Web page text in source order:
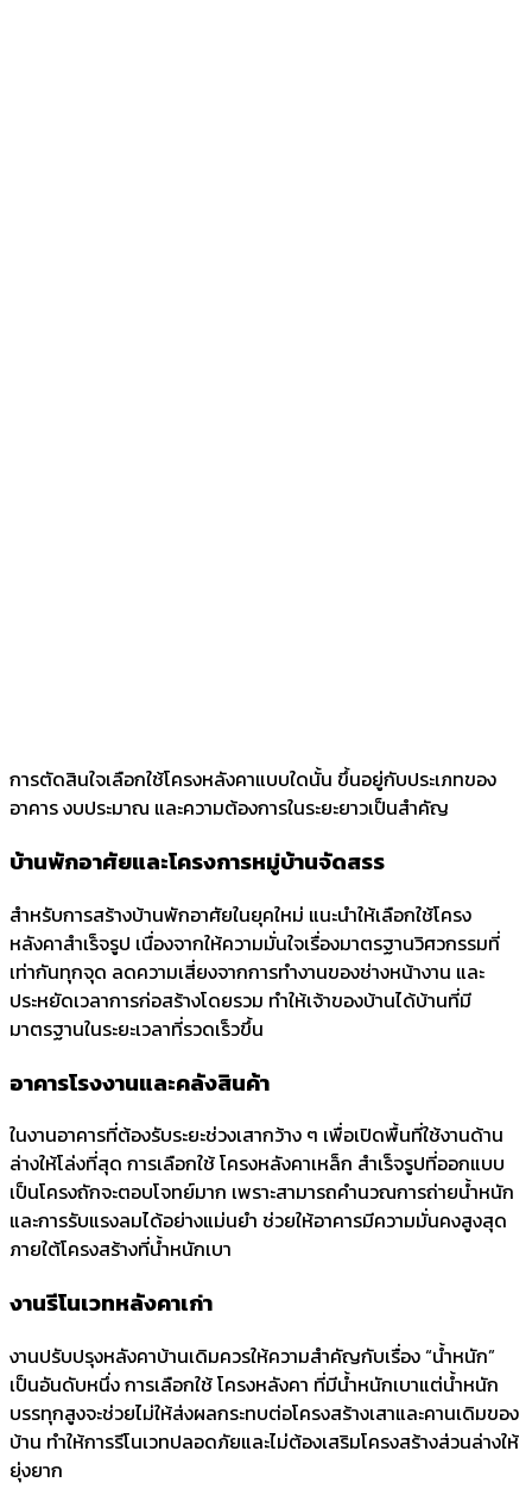
การตัดสินใจเลือกใช้โครงหลังคาแบบใดนั้น ขึ้นอยู่กับประเภทของ
อาคาร งบประมาณ และความต้องการในระยะยาวเป็นสำคัญ
บ้านพักอาศัยและโครงการหมู่บ้านจัดสรร
สำหรับการสร้างบ้านพักอาศัยในยุคใหม่ แนะนำให้เลือกใช้โครง
หลังคาสำเร็จรูป เนื่องจากให้ความมั่นใจเรื่องมาตรฐานวิศวกรรมที่
เท่ากันทุกจุด ลดความเสี่ยงจากการทำงานของช่างหน้างาน และ
ประหยัดเวลาการก่อสร้างโดยรวม ทำให้เจ้าของบ้านได้บ้านที่มี
มาตรฐานในระยะเวลาที่รวดเร็วขึ้น
อาคารโรงงานและคลังสินค้า
ในงานอาคารที่ต้องรับระยะช่วงเสากว้าง ๆ เพื่อเปิดพื้นที่ใช้งานด้าน
ล่างให้โล่งที่สุด การเลือกใช้ โครงหลังคาเหล็ก สำเร็จรูปที่ออกแบบ
เป็นโครงถักจะตอบโจทย์มาก เพราะสามารถคำนวณการถ่ายน้ำหนัก
และการรับแรงลมได้อย่างแม่นยำ ช่วยให้อาคารมีความมั่นคงสูงสุด
ภายใต้โครงสร้างที่น้ำหนักเบา
งานรีโนเวทหลังคาเก่า
งานปรับปรุงหลังคาบ้านเดิมควรให้ความสำคัญกับเรื่อง “น้ำหนัก”
เป็นอันดับหนึ่ง การเลือกใช้ โครงหลังคา ที่มีน้ำหนักเบาแต่น้ำหนัก
บรรทุกสูงจะช่วยไม่ให้ส่งผลกระทบต่อโครงสร้างเสาและคานเดิมของ
บ้าน ทำให้การรีโนเวทปลอดภัยและไม่ต้องเสริมโครงสร้างส่วนล่างให้
ยุ่งยาก